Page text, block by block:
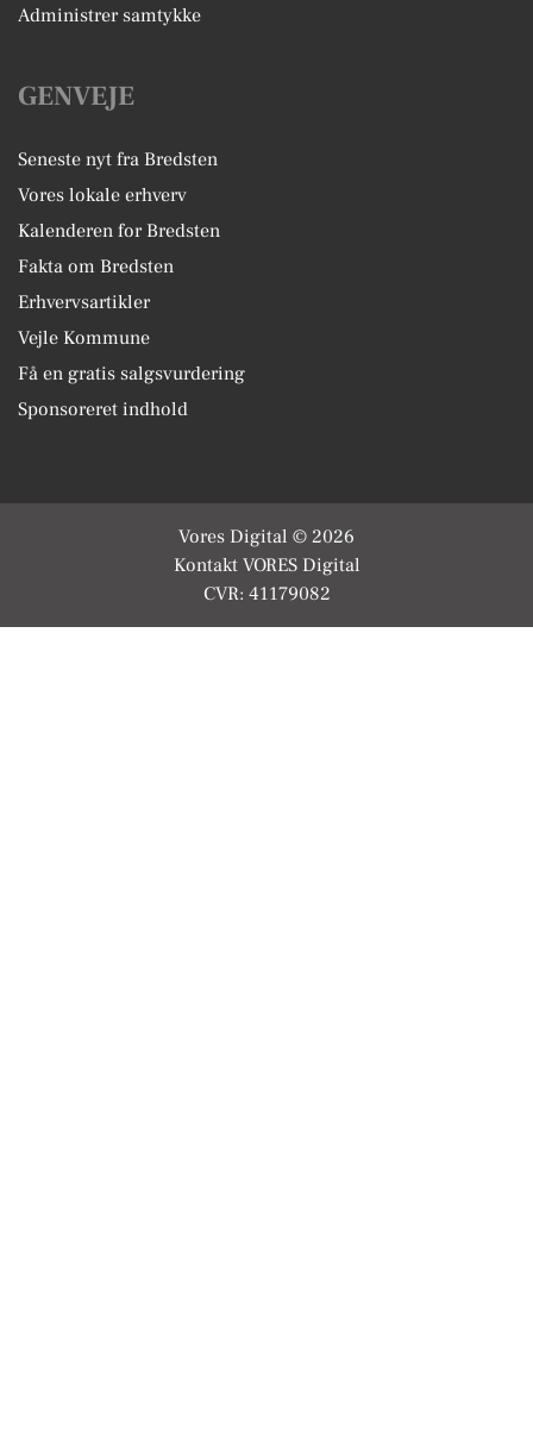
Administrer samtykke
GENVEJE
Seneste nyt fra Bredsten
Vores lokale erhverv
Kalenderen for Bredsten
Fakta om Bredsten
Erhvervsartikler
Vejle Kommune
Få en gratis salgsvurdering
Sponsoreret indhold
Vores Digital © 2026
Kontakt VORES Digital
CVR: 41179082